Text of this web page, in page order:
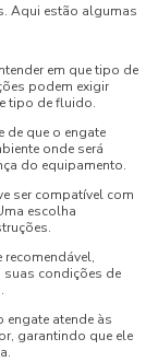
Aqui estão algumas
em que tipo de
podem exigir
tipo de fluido.
de que o engate
onde será
do equipamento.
ser compatível com
escolha
suas condições de
engate atende às
garantindo que ele